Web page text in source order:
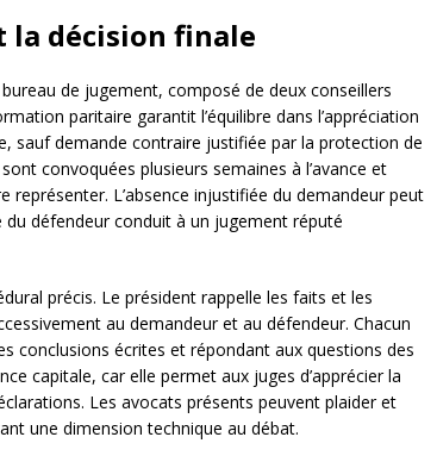
la décision finale
de jugement, composé de deux conseillers
paritaire garantit l’équilibre dans l’appréciation
sauf demande contraire justifiée par la protection de
convoquées plusieurs semaines à l’avance et
L’absence injustifiée du demandeur peut
du défendeur conduit à un jugement réputé
précis. Le président rappelle les faits et les
au demandeur et au défendeur. Chacun
conclusions écrites et répondant aux questions des
capitale, car elle permet aux juges d’apprécier la
Les avocats présents peuvent plaider et
une dimension technique au débat.